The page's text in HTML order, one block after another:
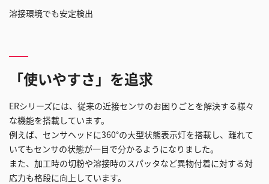
溶接環境でも安定検出
「使いやすさ」を追求
ERシリーズには、従来の近接センサのお困りごとを解決する様々
な機能を搭載しています。
例えば、センサヘッドに360°の大型状態表示灯を搭載し、離れて
いてもセンサの状態が一目で分かるようになりました。
また、加工時の切粉や溶接時のスパッタなど異物付着に対する対
応力も格段に向上しています。